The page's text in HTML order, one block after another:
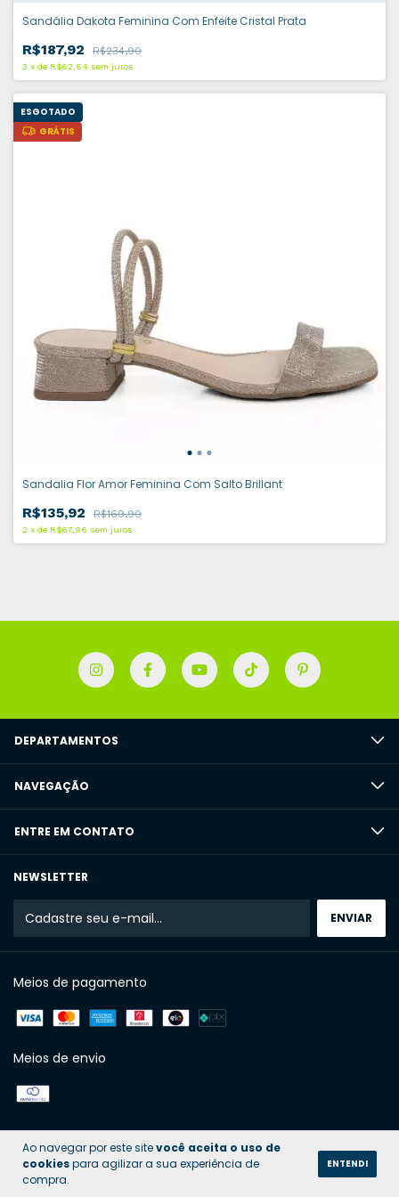
Ao navegar por este sitevocê aceita o uso de
cookiespara agilizar a sua experiência de
compra.
ENTENDI
Sandália Dakota Feminina Com Enfeite Cristal Prata
R$187,92 R$234,90
3 x de R$62,64 sem juros
ESGOTADO
GRÁTIS
Sandalia Flor Amor Feminina Com Salto Brillant
R$135,92 R$169,90
2 x de R$67,96 sem juros
DEPARTAMENTOS
NAVEGAÇÃO
ENTRE EM CONTATO
NEWSLETTER
Meios de pagamento
Meios de envio